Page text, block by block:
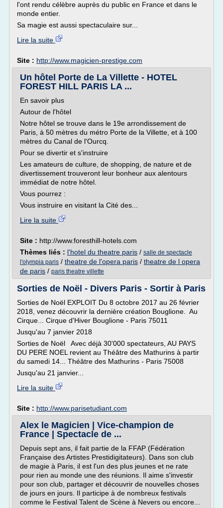
l'ont rendu célèbre auprès du public en France et dans le
monde entier.
Sa magie est aussi spectaculaire sur...
Lire la suite
Site : http://www.magicien-prestige.com
Un hôtel Porte de La Villette - HOTEL
FOREST HILL PARIS LA ...
En savoir plus
Autour de l'hôtel
Notre hôtel se trouve dans le 19e arrondissement de
Paris, à 50 mètres du métro Porte de la Villette, et à 100
mètres du Canal de l'Ourcq.
Pour se divertir et s'instruire
Les amateurs de culture, de shopping, de nature et de
divertissement trouveront leur bonheur aux alentours
immédiat de notre hôtel.
Vous pourrez :
Vous instruire en visitant la Cité des...
Lire la suite
Site : http://www.foresthill-hotels.com
Thèmes liés : l'hotel du theatre paris / salle de spectacle
l'olympia paris / theatre de l'opera paris / theatre de l opera
de paris / paris theatre villette
Sorties de Noël - Divers Paris - Sortir à Paris
Sorties de Noël EXPLOIT Du 8 octobre 2017 au 26 février
2018, venez découvrir la dernière création Bouglione. Au
Cirque... Cirque d'Hiver Bouglione - Paris 75011
Jusqu'au 7 janvier 2018
Sorties de Noël Avec déjà 30'000 spectateurs, AU PAYS
DU PERE NOEL revient au Théâtre des Mathurins à partir
du samedi 14... Théâtre des Mathurins - Paris 75008
Jusqu'au 21 janvier...
Lire la suite
Site : http://www.parisetudiant.com
Alex le Magicien | Vice-champion de
France | Spectacle de ...
Depuis sept ans, il fait partie de la FFAP (Fédération
Française des Artistes Prestidigitateurs). Dans son club
de magie à Paris, il est l'un des plus jeunes et ne rate
pour rien au monde une des réunions. Il aime s'investir
pour son club, partager et découvrir de nouvelles choses
de jours en jours. Il participe à de nombreux festivals
comme le Festival Talent de Scène à Nevers ou encore...